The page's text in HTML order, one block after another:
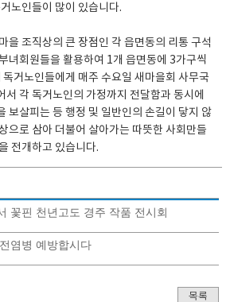
노인들이 많이 있습니다.
을 조직상의 큰 장점인 각 읍면동의 리통 구석
녀회원들을 활용하여 1개 읍면동에 3가구씩
거노인들에게 매주 수요일 새마을회 사무국
각 독거노인의 가정까지 전달함과 동시에
보살피는 등 행정 및 일반인의 손길이 닿지 않
으로 삼아 더불어 살아가는 따뜻한 사회만들
전개하고 있습니다.
꽃핀 천년고도 경주 작품 전시회
염병 예방합시다
목록